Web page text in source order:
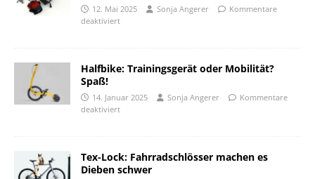
12. Mai 2025 Sonja Angerer
Kommentare
deaktiviert
Halfbike: Trainingsgerät oder Mobilität?
Spaß!
14. Januar 2025 Sonja Angerer
Kommentare
deaktiviert
Tex-Lock: Fahrradschlösser machen es
Dieben schwer